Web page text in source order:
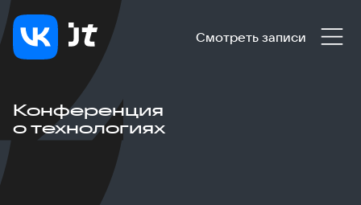
Смотреть записи
Конференция
о технологиях